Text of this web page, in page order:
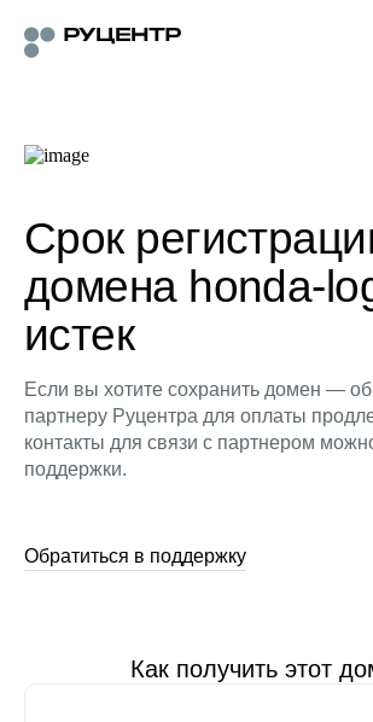
Срок
домена honda-
истек
Если вы хотите сохранить домен —
партнеру Руцентра для оплаты
контакты для связи с партнером
поддержки.
Обратиться в поддержку
Как получить этот